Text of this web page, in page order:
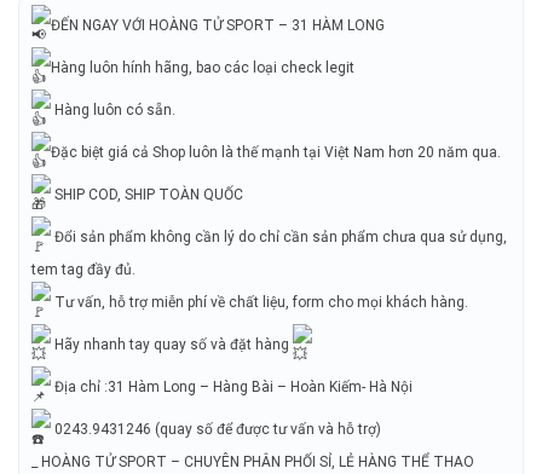
ĐẾN NGAY VỚI HOÀNG TỬ SPORT – 31 HÀM LONG
Hàng luôn hính hãng, bao các loại check legit
Hàng luôn có sẵn.
Đặc biệt giá cả Shop luôn là thế mạnh tại Việt Nam hơn 20 năm qua.
SHIP COD, SHIP TOÀN QUỐC
Đổi sản phẩm không cần lý do chỉ cần sản phẩm chưa qua sử dụng,
tem tag đầy đủ.
Tư vấn, hỗ trợ miễn phí về chất liệu, form cho mọi khách hàng.
Hãy nhanh tay quay số và đặt hàng
Địa chỉ :31 Hàm Long – Hàng Bài – Hoàn Kiếm- Hà Nội
0243.9431246 (quay số để được tư vấn và hỗ trợ)
_ HOÀNG TỬ SPORT – CHUYÊN PHÂN PHỐI SỈ, LẺ HÀNG THỂ THAO